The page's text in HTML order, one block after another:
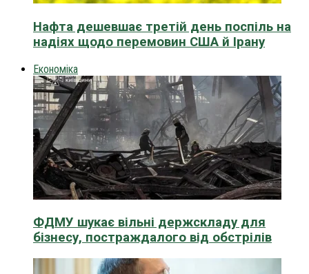
Нафта дешевшає третій день поспіль на
надіях щодо перемовин США й Ірану
Економіка
ФДМУ шукає вільні держскладу для
бізнесу, постраждалого від обстрілів